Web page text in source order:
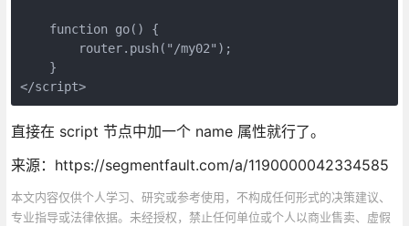
    function go() {
        router.push("/my02");
    }
</script>
直接在 script 节点中加一个 name 属性就行了。
来源：https://segmentfault.com/a/1190000042334585
本文内容仅供个人学习、研究或参考使用，不构成任何形式的决策建议、
专业指导或法律依据。未经授权，禁止任何单位或个人以商业售卖、虚假